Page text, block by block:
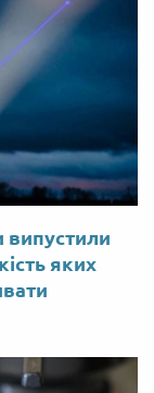
випустили
яких